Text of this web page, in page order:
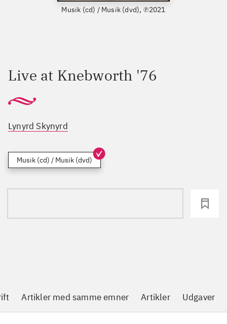
Musik (cd) / Musik (dvd), ℗2021
Live at Knebworth '76
Lynyrd Skynyrd
Musik (cd) / Musik (dvd)
Artikler med samme emner Artikler Udgaver